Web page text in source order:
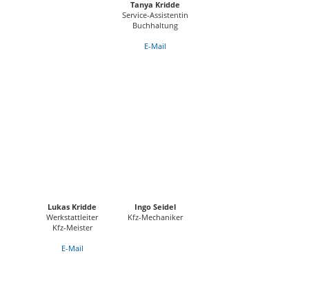
Tanya Kridde
Service-Assistentin
Buchhaltung
E-Mail
Lukas Kridde
Werkstattleiter
Kfz-Meister
E-Mail
Ingo Seidel
Kfz-Mechaniker